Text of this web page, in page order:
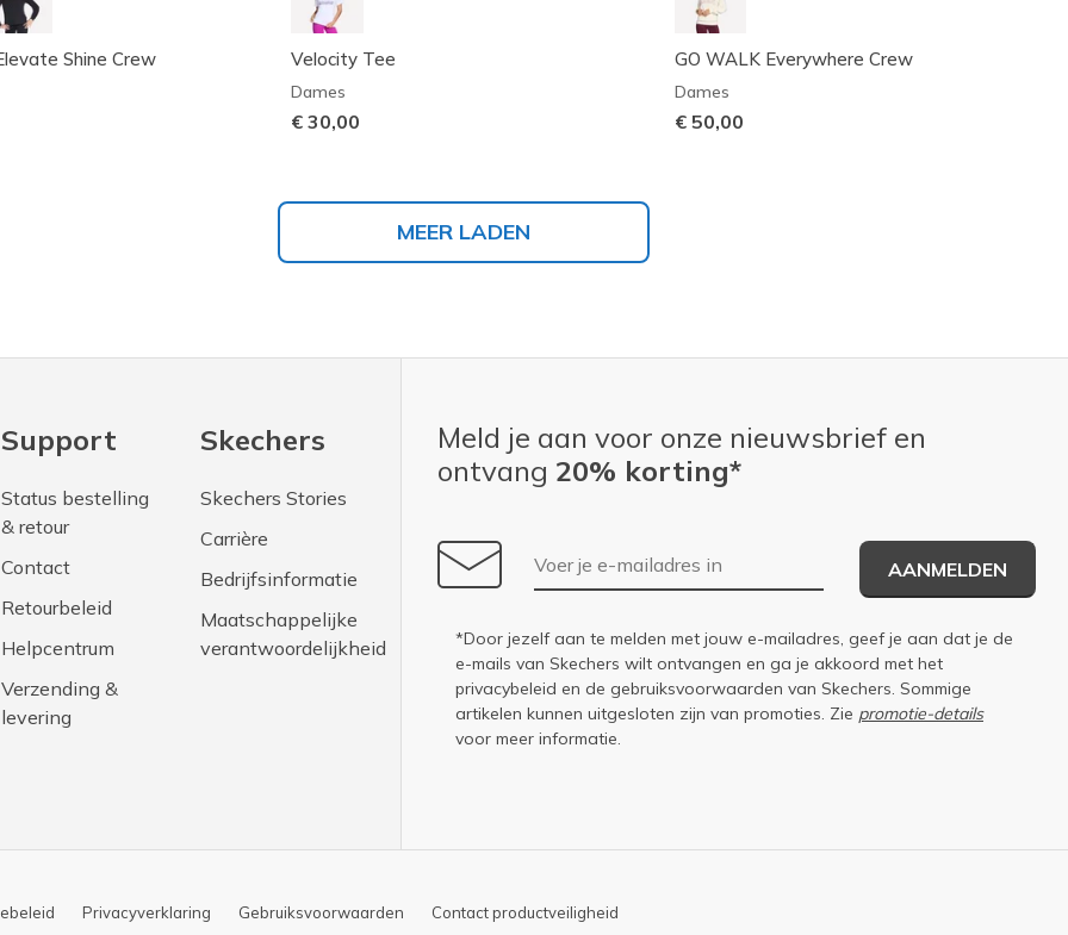
Shine Crew Velocity Tee
Dames
€ 30,00
GO WALK Everywhere Crew
Dames
€ 50,00
MEER LADEN
Support
Status bestelling
& retour
Contact
Retourbeleid
Helpcentrum
Verzending &
levering
Skechers
Skechers Stories
Carrière
Bedrijfsinformatie
Maatschappelijke
verantwoordelijkheid
Meld je aan voor onze nieuwsbrief en
ontvang 20% korting*
E-mailadres
AANMELDEN
*Door jezelf aan te melden met jouw e-mailadres, geef je aan dat je de
e-mails van Skechers wilt ontvangen en ga je akkoord met het
privacybeleid en de gebruiksvoorwaarden van Skechers. Sommige
artikelen kunnen uitgesloten zijn van promoties. Zie promotie-details
voor meer informatie.
Privacyverklaring Gebruiksvoorwaarden Contact productveiligheid